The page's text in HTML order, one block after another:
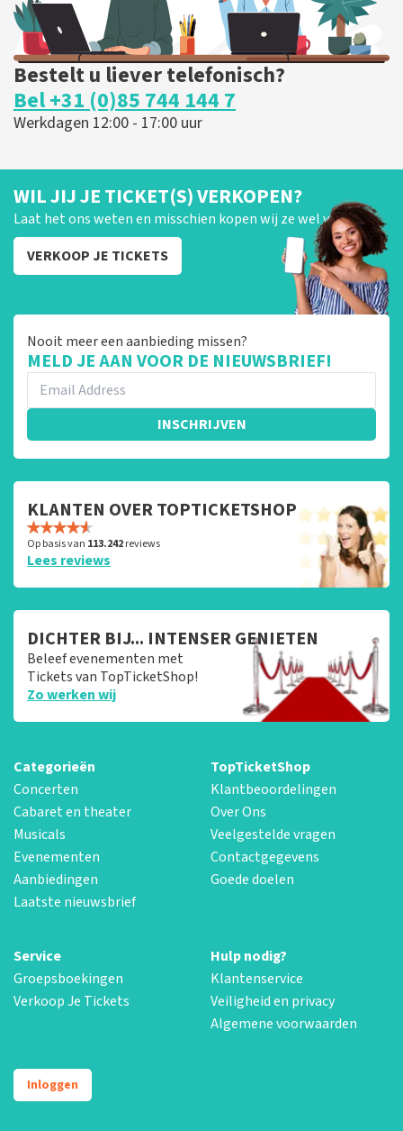
Bestelt u liever telefonisch?
Bel +31 (0)85 744 144 7
Werkdagen 12:00 - 17:00 uur
WIL JIJ JE TICKET(S) VERKOPEN?
Laat het ons weten en misschien kopen wij ze wel van je!
VERKOOP JE TICKETS
Nooit meer een aanbieding missen?
MELD JE AAN VOOR DE NIEUWSBRIEF!
INSCHRIJVEN
KLANTEN OVER TOPTICKETSHOP
Op basis van 113.242reviews
Lees reviews
DICHTER BIJ... INTENSER GENIETEN
Beleef evenementen met
Tickets van TopTicketShop!
Zo werken wij
Categorieën
Concerten
Cabaret en theater
Musicals
Evenementen
Aanbiedingen
Laatste nieuwsbrief
TopTicketShop
Klantbeoordelingen
Over Ons
Veelgestelde vragen
Contactgegevens
Goede doelen
Service
Groepsboekingen
Verkoop Je Tickets
Hulp nodig?
Klantenservice
Veiligheid en privacy
Algemene voorwaarden
Inloggen